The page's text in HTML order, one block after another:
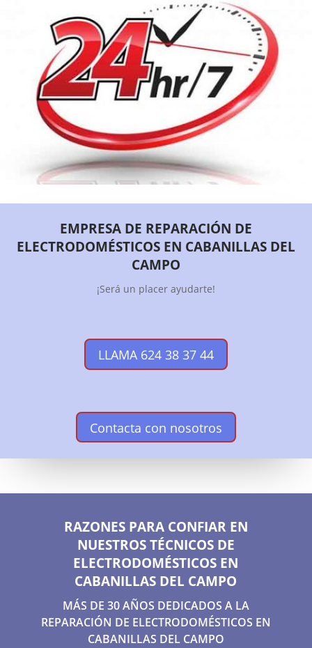
EMPRESA DE REPARACIÓN DE
ELECTRODOMÉSTICOS EN CABANILLAS DEL
CAMPO
¡Será un placer ayudarte!
LLAMA 624 38 37 44
Contacta con nosotros
RAZONES PARA CONFIAR EN
NUESTROS TÉCNICOS DE
ELECTRODOMÉSTICOS EN
CABANILLAS DEL CAMPO
MÁS DE 30 AÑOS DEDICADOS A LA
REPARACIÓN DE ELECTRODOMÉSTICOS EN
CABANILLAS DEL CAMPO